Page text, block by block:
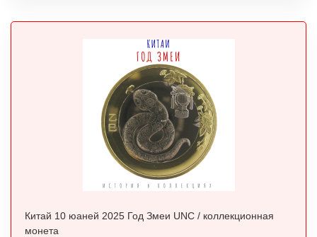
Китай 10 юаней 2025 Год Змеи UNC / коллекционная
монета